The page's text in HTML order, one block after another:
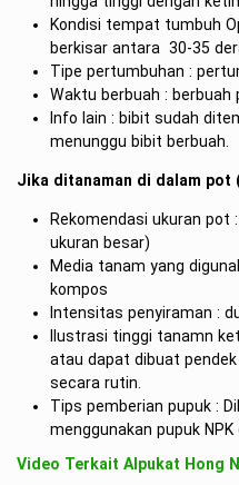
Kondisi tempat tumbuh
berkisar antara 30-35
Tipe pertumbuhan :
Waktu berbuah : berbuah
Info lain : bibit sudah
menunggu bibit berbuah.
Jika ditanaman di dalam pot
Rekomendasi ukuran pot
ukuran besar)
Media tanam yang
kompos
Intensitas penyiraman :
llustrasi tinggi tanamn
atau dapat dibuat
secara rutin.
Tips pemberian pupuk :
menggunakan pupuk
Video Terkait Alpukat Hong